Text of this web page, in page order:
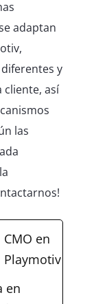
adaptan
y
cliente, así
las
CMO en
Playmotiv
en